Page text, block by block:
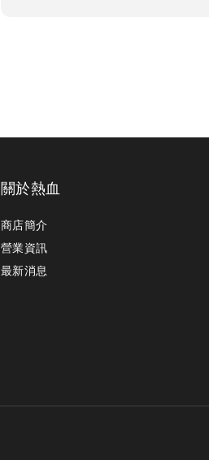
關於熱血
商店簡介
營業資訊
最新消息